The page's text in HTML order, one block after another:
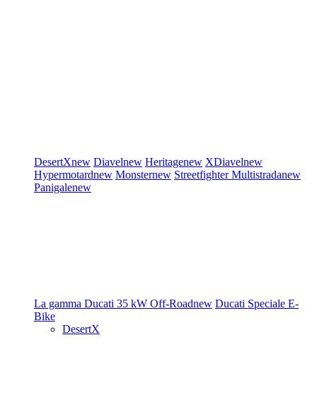
DesertXnew Diavelnew Heritagenew XDiavelnew
Hypermotardnew Monsternew StreetfighterMultistradanew
Panigalenew
La gamma Ducati 35 kW Off-Roadnew Ducati Speciale E-
Bike
DesertX